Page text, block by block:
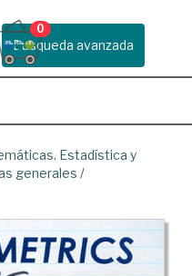
Busqueda avanzada
0
Estadística y
generales /